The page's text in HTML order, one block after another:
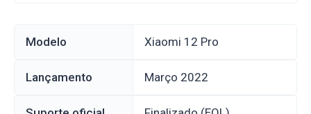
Modelo Xiaomi 12 Pro
Lançamento março 2022